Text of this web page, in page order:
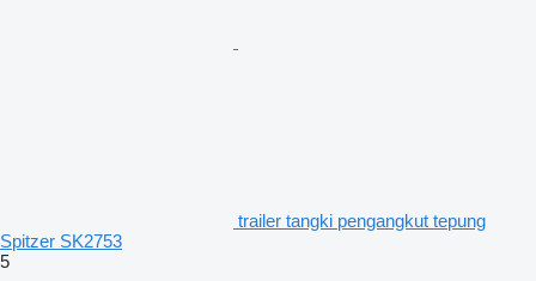
trailer tangki pengangkut tepung
Spitzer SK2753
5